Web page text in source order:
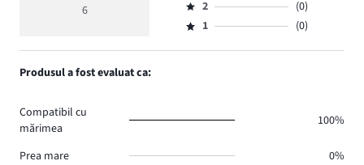
medie
6
voturi
5.
numărul
de
1.
3,
numărul
Evaluare
2,
2
(0)
Evaluare
1,
1 (0)
Produsul a fost evaluat ca:
Compatibil cu
mărimea
100%
Prea mare
0%